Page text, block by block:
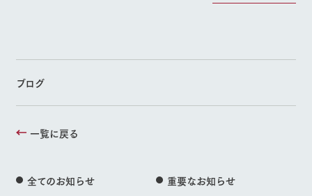
ブログ
一覧に戻る
全てのお知らせ
重要なお知らせ